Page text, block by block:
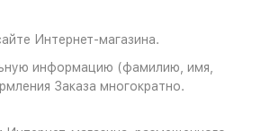
Интернет-магазина.
информацию (фамилию, имя,
Заказа многократно.